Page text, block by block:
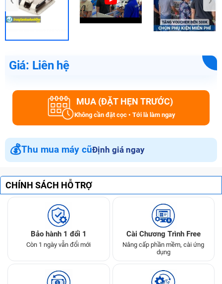
Giá: Liên hệ
MUA (ĐẶT HẸN TRƯỚC)
Không cần đặt cọc • Tới là làm ngay
💰Thu mua máy cũĐịnh giá ngay
CHÍNH SÁCH HỖ TRỢ
Bảo hành 1 đổi 1
Còn 1 ngày vẫn đổi mới
Cài Chương Trình Free
Nâng cấp phần mềm, cài ứng
dụng